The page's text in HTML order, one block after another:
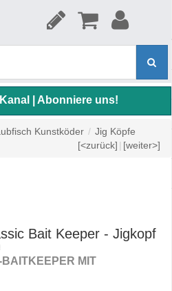
| Abonniere uns!
Kunstköder / Jig Köpfe
[<zurück] | [weiter>]
Bait Keeper - Jigkopf
MIT